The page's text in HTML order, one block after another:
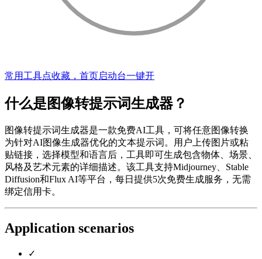
常用工具点收藏，首页启动台一键开
什么是图像转提示词生成器？
图像转提示词生成器是一款免费AI工具，可将任意图像转换
为针对AI图像生成器优化的文本提示词。用户上传图片或粘
贴链接，选择模型和语言后，工具即可生成包含物体、场景、
风格及艺术元素的详细描述。该工具支持Midjourney、Stable
Diffusion和Flux AI等平台，每日提供5次免费生成服务，无需
绑定信用卡。
Application scenarios
✓